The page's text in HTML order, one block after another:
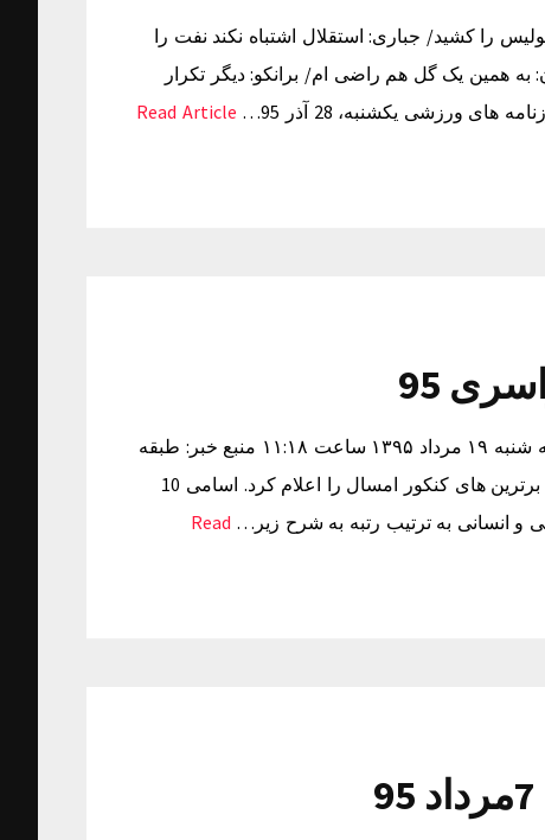
95 ذوب آهن ترمز پرسپولیس را کشید/ جباری: استقلال اشتباه نکند نفت را
همین یک گل هم راضی ام/ برانکو: دیگر تکرار
ورزشی یکشنبه، 28 آذر 95…
Read Article
95
اسامی نفرات برتر کنکور سراسری 95 زمان دریافت خبر: سه شنبه ۱۹ مرداد ۱۳۹۵ ساعت ۱۱:۱۸ منبع خبر: طبقه
بندی: خبرگزاری مهر: سازمان سنجش آموزش کشور اسامی برترین های کنکور امسال را اعلام کرد. اسامی 10
Read